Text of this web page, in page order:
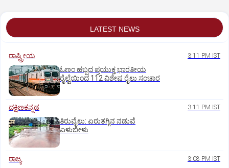
LATEST NEWS
ರಾಷ್ಟ್ರೀಯ 3:11 PM IST
ಓಣಂ ಹಬ್ಬದ ಪ್ರಯುಕ್ತ ಭಾರತೀಯ
ರೈಲ್ವೆಯಿಂದ 112 ವಿಶೇಷ ರೈಲು ಸಂಚಾರ
ದಕ್ಷಿಣಕನ್ನಡ 3:11 PM IST
ತಿರುವೈಲು: ಏರುತಗ್ಗಿನ ನಡುವೆ
ಏಳುಬೀಳು
ರಾಜ್ಯ 3:08 PM IST